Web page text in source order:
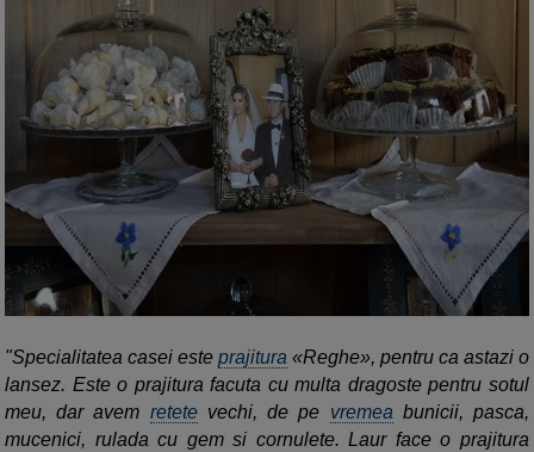
"Specialitatea casei este prajitura «Reghe», pentru ca astazi o
lansez. Este o prajitura facuta cu multa dragoste pentru sotul
meu, dar avem retetevechi, de pe vremea bunicii, pasca,
mucenici, rulada cu gem si cornulete. Laur face o prajitura